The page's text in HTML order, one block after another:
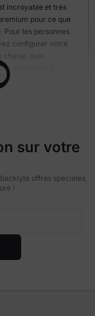
incroyable et très
pour ce que
Pour les personnes
configurer votre
puis
sans avoir à
sur votre
offres spéciales,
!